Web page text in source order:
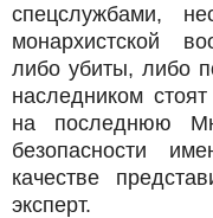
спецслужбами,
монархистской
либо убиты, либо
наследником
на последнюю
безопасности
качестве
эксперт.